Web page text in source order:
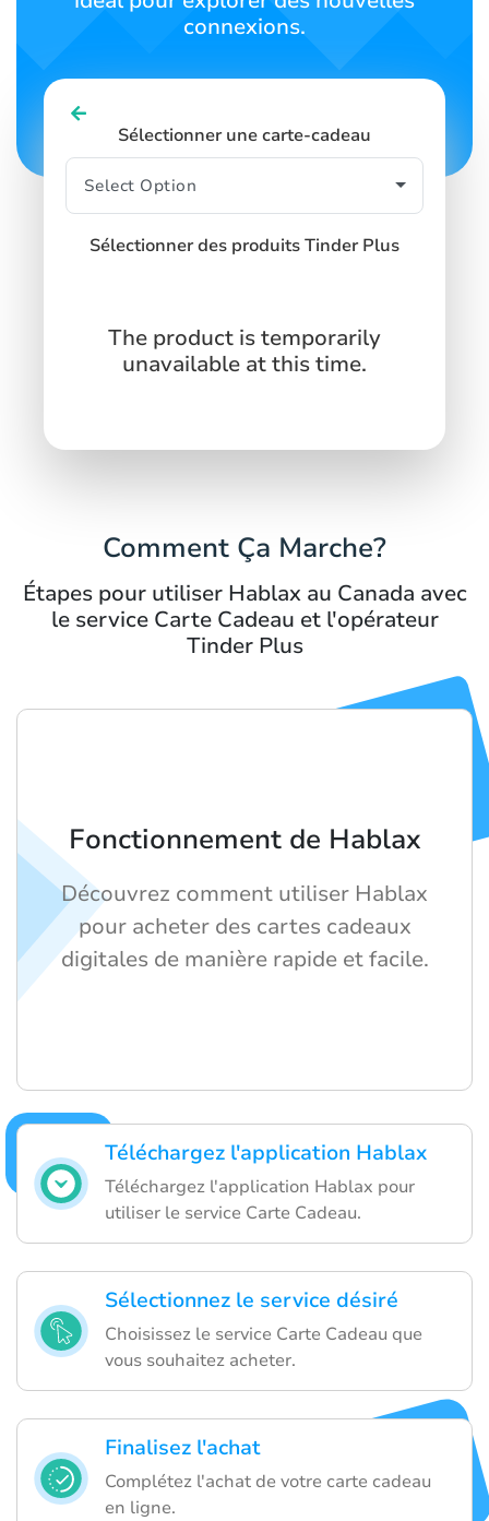
connexions.
Sélectionner une carte-cadeau
Sélectionner des produits Tinder Plus
The product is temporarily
unavailable at this time.
Comment Ça Marche?
Étapes pour utiliser Hablax au Canada avec
le service Carte Cadeau et l'opérateur
Tinder Plus
Téléchargez l'application Hablax
Téléchargez l'application Hablax pour
utiliser le service Carte Cadeau.
Sélectionnez le service désiré
Choisissez le service Carte Cadeau que
vous souhaitez acheter.
Finalisez l'achat
Complétez l'achat de votre carte cadeau
en ligne.
Fonctionnement de Hablax
Découvrez comment utiliser Hablax
pour acheter des cartes cadeaux
digitales de manière rapide et facile.